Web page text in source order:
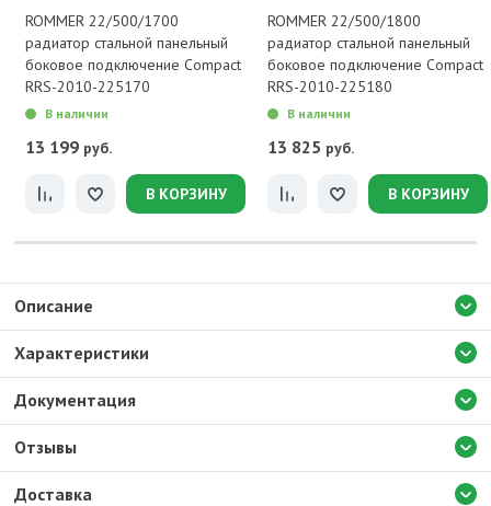
ROMMER 22/500/1700
радиатор стальной панельный
боковое подключение Compact
RRS-2010-225170
В наличии
13 199 руб.
В КОРЗИНУ
ROMMER 22/500/1800
радиатор стальной панельный
боковое подключение Compact
RRS-2010-225180
В наличии
13 825 руб.
В КОРЗИНУ
Доставка
Описание
Характеристики
Документация
Отзывы